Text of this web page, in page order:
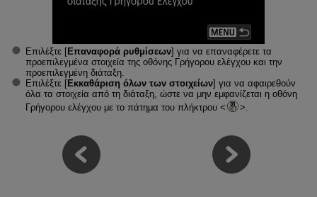
Επιλέξτε [Επαναφορά ρυθμίσεων] για να επαναφέρετε τα
προεπιλεγμένα στοιχεία της οθόνης Γρήγορου ελέγχου και την
προεπιλεγμένη διάταξη.
Επιλέξτε [Εκκαθάριση όλων των στοιχείων] για να αφαιρεθούν
όλα τα στοιχεία από τη διάταξη, ώστε να μην εμφανίζεται η οθόνη
Γρήγορου ελέγχου με το πάτημα του πλήκτρου